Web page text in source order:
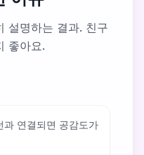
설명하는 결과. 친구
좋아요.
과 연결되면 공감도가